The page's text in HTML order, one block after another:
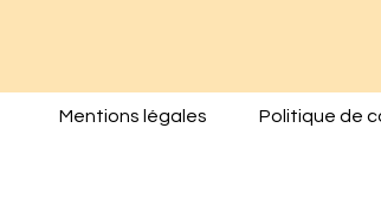
Mentions légales Politique de